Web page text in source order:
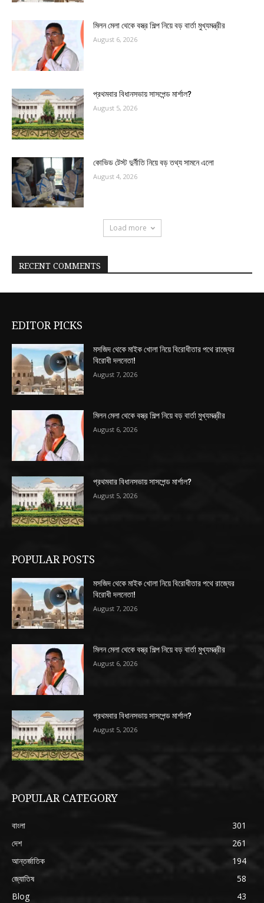
মিলন মেলা থেকে বস্ত্র শিল্প নিয়ে বড় বার্তা মুখ্যমন্ত্রীর
August 6, 2026
প্রথমবার বিধানসভায় সাসপেন্ড মার্শাল?
August 5, 2026
কোভিড টেস্ট দুর্নীতি নিয়ে বড় তথ্য সামনে এলো
August 4, 2026
Load more
RECENT COMMENTS
EDITOR PICKS
মসজিদ থেকে মাইক খোলা নিয়ে বিরোধীতার পথে রাজ্যের
বিরোধী দলনেতা!
August 7, 2026
মিলন মেলা থেকে বস্ত্র শিল্প নিয়ে বড় বার্তা মুখ্যমন্ত্রীর
August 6, 2026
প্রথমবার বিধানসভায় সাসপেন্ড মার্শাল?
August 5, 2026
POPULAR POSTS
মসজিদ থেকে মাইক খোলা নিয়ে বিরোধীতার পথে রাজ্যের
বিরোধী দলনেতা!
August 7, 2026
মিলন মেলা থেকে বস্ত্র শিল্প নিয়ে বড় বার্তা মুখ্যমন্ত্রীর
August 6, 2026
প্রথমবার বিধানসভায় সাসপেন্ড মার্শাল?
August 5, 2026
POPULAR CATEGORY
বাংলা
301
দেশ
261
আন্তর্জাতিক
194
জ্যোতিষ
58
Blog
43